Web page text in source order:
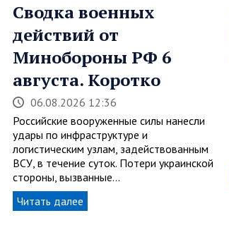
Сводка военных
действий от
Минобороны РФ 6
августа. Коротко
06.08.2026 12:36
Российские вооруженные силы нанесли
удары по инфраструктуре и
логистическим узлам, задействованным
ВСУ, в течение суток. Потери украинской
стороны, вызванные…
Читать далее